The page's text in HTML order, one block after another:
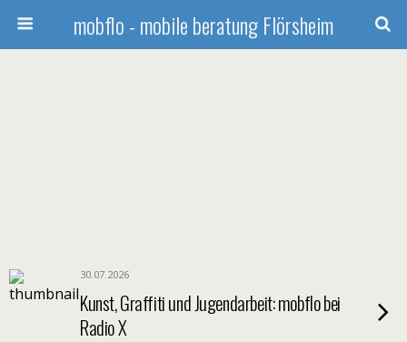
mobflo - mobile beratung Flörsheim
30.07.2026
Kunst, Graffiti und Jugendarbeit: mobflo bei
Radio X